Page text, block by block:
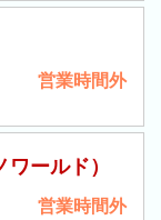
営業時間外
ールド）
営業時間外